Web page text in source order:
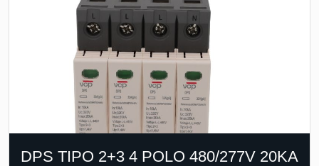
DPS TIPO 2+3 4 POLO 480/277V 20KA